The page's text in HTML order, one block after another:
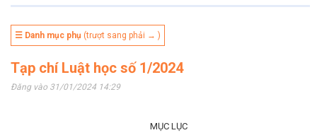
☰ Danh mục phụ (trượt sang phải → )
Tạp chí Luật học số 1/2024
Đăng vào 31/01/2024 14:29
MỤC LỤC